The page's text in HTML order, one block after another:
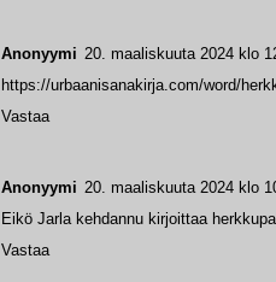
Anonyymi 20. maaliskuuta 2024 klo
Eikö Jarla kehdannu kirjoittaa
Vastaa
Anonyymi 20. maaliskuuta 2024 klo
https://urbaanisanakirja.com/word/
Vastaa